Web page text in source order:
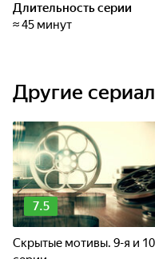
Длительность серии
≈ 45 минут
Другие
7.5
Скрытые мотивы. 9-я и